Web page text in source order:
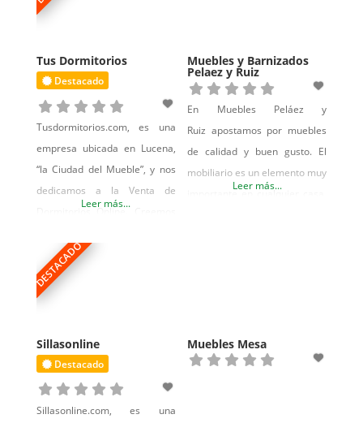
Tus Dormitorios
Destacado
Tusdormitorios.com, es una
empresa ubicada en Lucena,
“la Ciudad del Mueble”, y nos
dedicamos a la Venta de
Dormitorios Online. Creemos
agradecido, y qué mejor forma
de agradecer a nuestros
clientes, que dejándonos la
con nosotros sea satisfactoria.
La mejor publicidad es el boca
a boca, y se consigue
Leer más...
Muebles y Barnizados
Pelaez y Ruiz
En Muebles Peláez y
Ruiz apostamos por muebles
de calidad y buen gusto. El
mobiliario es un elemento muy
importante en cualquier casa,
de madera y unos acabados
muy exigentes, adaptándonos
Leer más...
DESTACADO
Sillasonline
Destacado
Sillasonline.com, es una
Muebles Mesa